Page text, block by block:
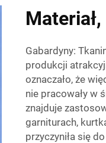
Gabardyny:
produkcji
oznaczało, że
nie pracowały w
znajduje
garniturach,
przyczyniła się